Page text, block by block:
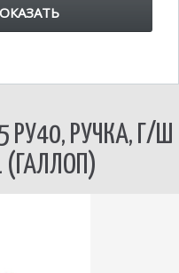
РУ40, РУЧКА, Г/Ш
(ГАЛЛОП)